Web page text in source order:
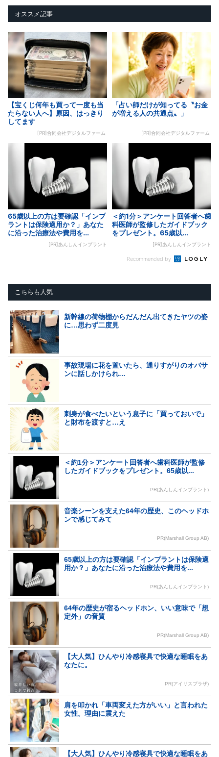
オススメ記事
【宝くじ何年も買って一度も当
たらない人へ】原因、はっきり
してます
[PR]合同会社デジタルファーム
「占い師だけが知ってる〝お金
が増える人の共通点〟」
[PR]合同会社デジタルファーム
65歳以上の方は要確認「インプ
ラントは保険適用か？」あなた
に沿った治療法や費用を...
[PR]あんしんインプラント
＜約1分＞アンケート回答者へ歯
科医師が監修したガイドブック
をプレゼント。65歳以...
[PR]あんしんインプラント
Recommended by
こちらも人気
新幹線の荷物棚からだんだん出てきたヤツの姿
に…思わず二度見
事故現場に花を置いたら、通りすがりのオバサ
ンに話しかけられ…
刺身が食べたいという息子に「買っておいで」
と財布を渡すと…え
＜約1分＞アンケート回答者へ歯科医師が監修
したガイドブックをプレゼント。65歳以...
PR(あんしんインプラント)
音楽シーンを支えた64年の歴史、このヘッドホ
ンで感じてみて
PR(Marshall Group AB)
65歳以上の方は要確認「インプラントは保険適
用か？」あなたに沿った治療法や費用を...
PR(あんしんインプラント)
64年の歴史が宿るヘッドホン、いい意味で「想
定外」の音質
PR(Marshall Group AB)
【大人気】ひんやり冷感寝具で快適な睡眠をあ
なたに。
PR(アイリスプラザ)
肩を叩かれ「車両変えた方がいい」と言われた
女性。理由に震えた
【大人気】ひんやり冷感寝具で快適な睡眠をあ